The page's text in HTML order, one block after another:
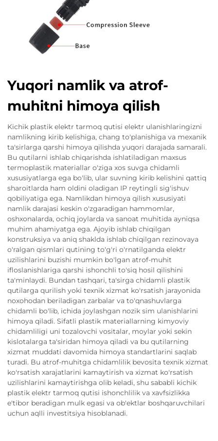
Yuqori namlik va atrof-
muhitni himoya qilish
Kichik plastik elektr tarmoq qutisi elektr ulanishlaringizni
namlikning kirib kelishiga, chang to'planishiga va mexanik
ta'sirlarga qarshi himoya qilishda yuqori darajada samarali.
Bu qutilarni ishlab chiqarishda ishlatiladigan maxsus
termoplastik materiallar o'ziga xos suvga chidamli
xususiyatlarga ega bo'lib, ular suvning kirib kelishini qattiq
sharoitlarda ham oldini oladigan IP reytingli sig'ishuv
qobiliyatiga ega. Namlikdan himoya qilish xususiyati
namlik darajasi keskin o'zgaradigan hammomlar,
oshxonalarda, ochiq joylarda va sanoat muhitida ayniqsa
muhim ahamiyatga ega. Ajoyib ishlab chiqilgan
konstruksiya va aniq shaklda ishlab chiqilgan rezinovaya
o'ralgan qismlari qutining to'g'ri o'rnatilganda elektr
uzilishlarini buzishi mumkin bo'lgan atrof-muhit
ifloslanishlariga qarshi ishonchli to'siq hosil qilishini
ta'minlaydi. Bundan tashqari, ta'sirga chidamli plastik
qutilarga qurilish yoki texnik xizmat ko'rsatish jarayonida
noxohodan beriladigan zarbalar va to'qnashuvlarga
chidamli bo'lib, ichida joylashgan nozik sim ulanishlarini
himoya qiladi. Sifatli plastik materiallarning kimyoviy
chidamliligi uni tozalovchi vositalar, moylar yoki sekin
kislotalarga ta'siridan himoya qiladi va bu qutilarning
xizmat muddati davomida himoya standartlarini saqlab
turadi. Bu atrof-muhitga chidamlilik bevosita texnik xizmat
ko'rsatish xarajatlarini kamaytirish va xizmat ko'rsatish
uzilishlarini kamaytirishga olib keladi, shu sababli kichik
plastik elektr tarmoq qutisi ishonchlilik va xavfsizlikka
e'tibor beradigan mulk egasi va ob'ektlar boshqaruvchilari
uchun aqlli investitsiya hisoblanadi.